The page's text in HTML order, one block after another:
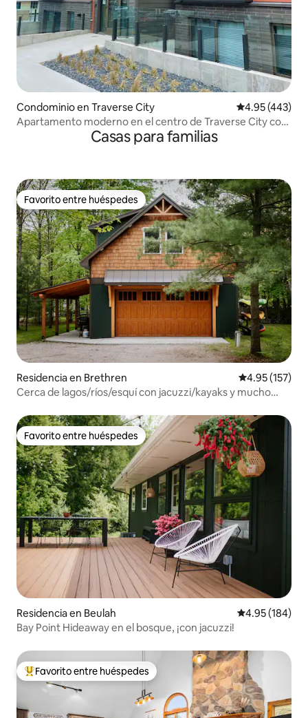
Condominio en Traverse City Calificación
4.95 (443)
Apartamento moderno en el centro de Traverse City con
estacionamiento gratuitoCasas para familias
Favorito entre huéspedes
Favorito entre huéspedes
Residencia en Brethren Calificación
4.95 (157)
Cerca de lagos/ríos/esquí con jacuzzi/kayaks y mucho
Favorito entre huéspedes
Favorito entre huéspedes
Residencia en Beulah Calificación
4.95 (184)
Bay Point Hideaway en el bosque, ¡con jacuzzi!
De los mejores en Favorito entre huéspedes
Favorito entre huéspedes